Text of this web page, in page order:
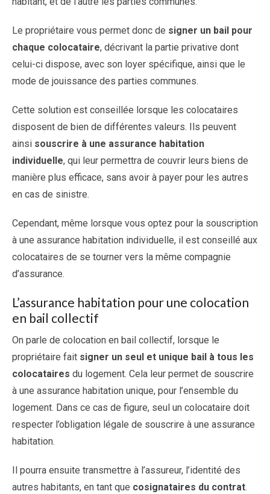
Le propriétaire vous permet donc de signer un bail pour
chaque colocataire, décrivant la partie privative dont
celui-ci dispose, avec son loyer spécifique, ainsi que le
mode de jouissance des parties communes.
Cette solution est conseillée lorsque les colocataires
disposent de bien de différentes valeurs. Ils peuvent
ainsi souscrire à une assurance habitation
individuelle, qui leur permettra de couvrir leurs biens de
manière plus efficace, sans avoir à payer pour les autres
en cas de sinistre.
Cependant, même lorsque vous optez pour la souscription
à une assurance habitation individuelle, il est conseillé aux
colocataires de se tourner vers la même compagnie
d’assurance.
L’assurance habitation pour une colocation
en bail collectif
On parle de colocation en bail collectif, lorsque le
propriétaire fait signer un seul et unique bail à tous les
colocataires du logement. Cela leur permet de souscrire
à une assurance habitation unique, pour l’ensemble du
logement. Dans ce cas de figure, seul un colocataire doit
respecter l’obligation légale de souscrire à une assurance
habitation.
Il pourra ensuite transmettre à l’assureur, l’identité des
autres habitants, en tant que cosignataires du contrat.